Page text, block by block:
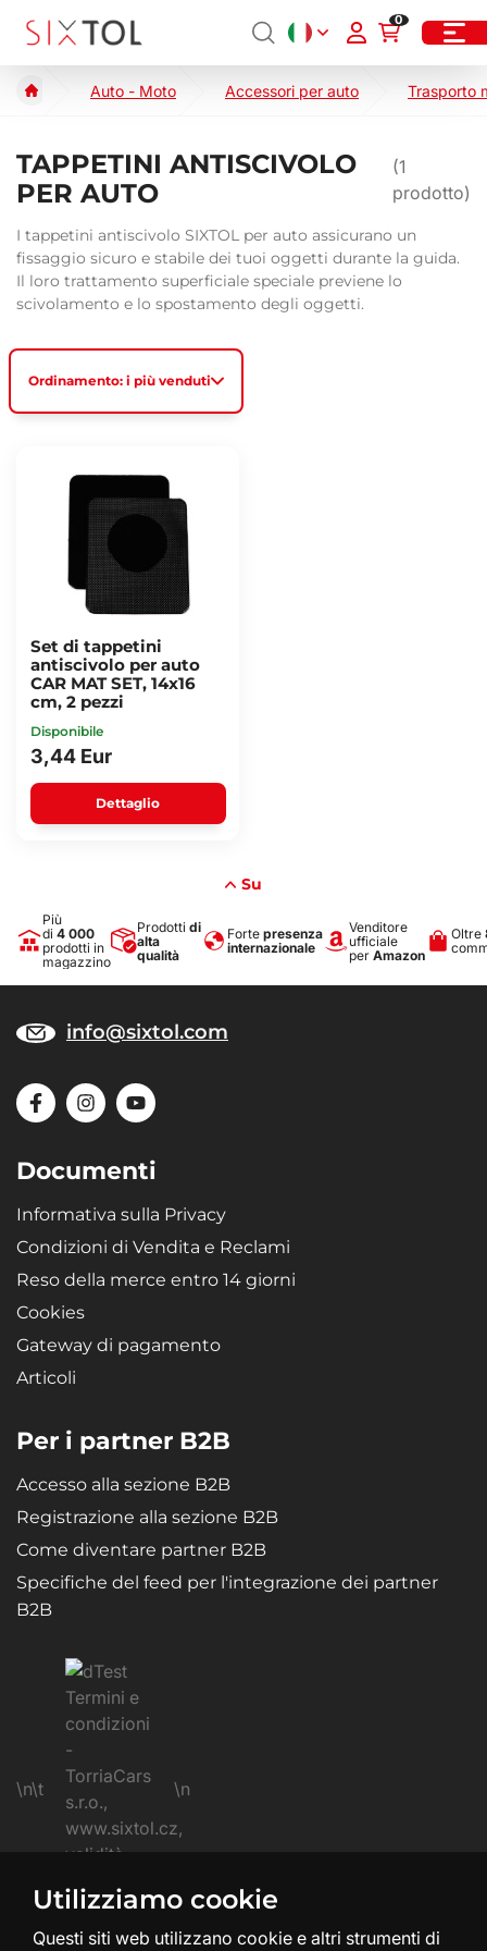
0
Auto - Moto Accessori per auto Trasporto
TAPPETINI ANTISCIVOLO
PER AUTO
(1
prodotto)
I tappetini antiscivolo SIXTOL per auto assicurano un
fissaggio sicuro e stabile dei tuoi oggetti durante la guida.
Il loro trattamento superficiale speciale previene lo
scivolamento e lo spostamento degli oggetti.
Ordinamento: i più venduti
Set di tappetini
antiscivolo per auto
CAR MAT SET, 14x16
cm, 2 pezzi
Disponibile
3,44 Eur
Dettaglio
Su
Più
di 4 000
prodotti in
magazzino
Prodotti di
alta
qualità
Forte presenza
internazionale
Venditore
ufficiale
per Amazon
Oltre
info@sixtol.com
Documenti
Informativa sulla Privacy
Condizioni di Vendita e Reclami
Reso della merce entro 14 giorni
Cookies
Gateway di pagamento
Articoli
Per i partner B2B
Accesso alla sezione B2B
Registrazione alla sezione B2B
Come diventare partner B2B
Specifiche del feed per l'integrazione dei partner
B2B
\n\t \n
Utilizziamo cookie
Questi siti web utilizzano cookie e altri strumenti di